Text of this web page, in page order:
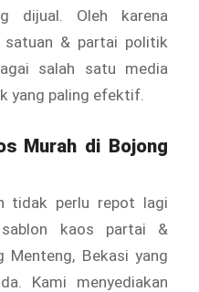
dijual. Oleh karena
& partai politik
salah satu media
yang paling efektif.
Murah di Bojong
tidak perlu repot lagi
kaos partai &
Bekasi yang
Kami menyediakan